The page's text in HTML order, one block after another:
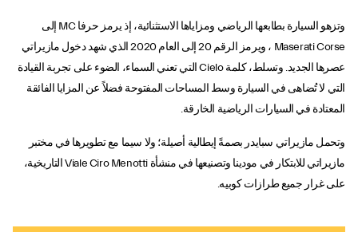
وتزهو السيارة بطابعها الرياضي ومزاياها الاستثنائية، إذ يرمز حرفا MC إلى
Maserati Corse ، ويرمز الرقم 20 إلى العام 2020 الذي شهد دخول مازيراتي
عصرها الجديد. وتسلط، كلمة Cielo التي تعني السماء، الضوء على تجربة القيادة
التي لا تُضاهى في السيارة وسط المساحات المفتوحة فضلاً عن المزايا الفائقة
المعتادة في السيارات الرياضية الخارقة.
وتحمل مازيراتي سبايدر بصمةً إيطالية أصيلة؛ ولا سيما مع تطويرها في مختبر
مازيراتي للابتكار في مودينا وتصنيعها في منشأة Viale Ciro Menotti التاريخية،
على غرار جميع طرازات كوبيه.